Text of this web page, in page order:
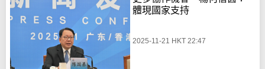
體現國家支持
2025-11-21 HKT 22:47